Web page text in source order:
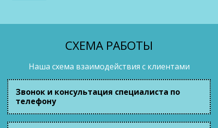
СХЕМА РАБОТЫ
Наша схема взаимодействия с клиентами
Звонок и консультация специалиста по
телефону